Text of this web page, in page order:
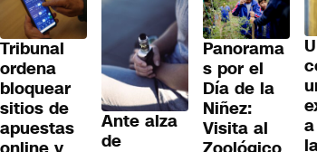
Tribunal
ordena
bloquear
sitios de
apuestas
Ante alza
de
Panorama
s por el
Día de la
Niñez:
Visita al